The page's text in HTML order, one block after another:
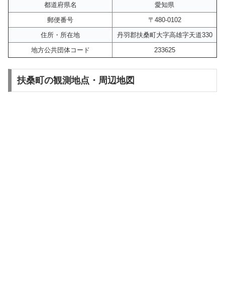
都道府県名
愛知県
郵便番号
〒480-0102
住所・所在地
丹羽郡扶桑町大字高雄字天道330
地方公共団体コード
233625
扶桑町の観測地点・周辺地図